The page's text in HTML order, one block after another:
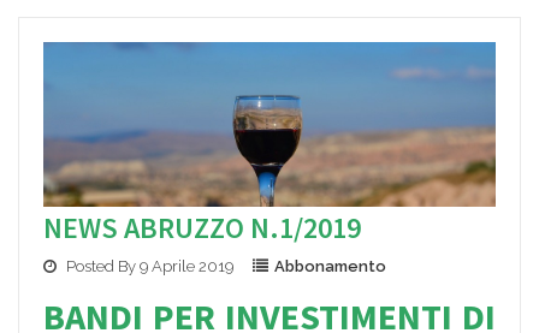
NEWS ABRUZZO N.1/2019
Posted By 9 Aprile 2019 Abbonamento
BANDI PER INVESTIMENTI DI